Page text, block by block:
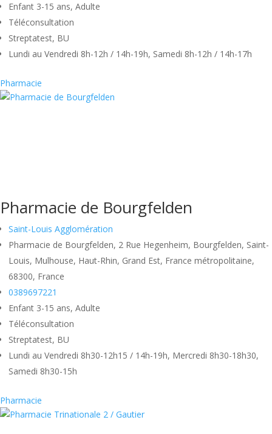
Enfant 3-15 ans, Adulte
Téléconsultation
Streptatest, BU
Lundi au Vendredi 8h-12h / 14h-19h, Samedi 8h-12h / 14h-17h
Pharmacie
Pharmacie de Bourgfelden
Saint-Louis Agglomération
Pharmacie de Bourgfelden, 2 Rue Hegenheim, Bourgfelden, Saint-
Louis, Mulhouse, Haut-Rhin, Grand Est, France métropolitaine,
68300, France
0389697221
Enfant 3-15 ans, Adulte
Téléconsultation
Streptatest, BU
Lundi au Vendredi 8h30-12h15 / 14h-19h, Mercredi 8h30-18h30,
Samedi 8h30-15h
Pharmacie